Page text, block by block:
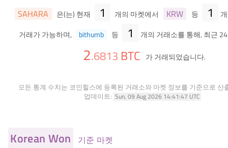
SAHARA 은(는) 현재 1 개의 마켓에서 KRW 등 1
거래가 가능하며,
bithumb 등 1 개의 거래소를 통해, 최근
2.6813 BTC 가 거래되었습니다.
모든 통계 수치는 코인힐스에 등록된 거래소와 마켓 정보를 기준으로 산
업데이트: Sun, 09 Aug 2026 14:41:47 UTC
Korean Won 기준 마켓